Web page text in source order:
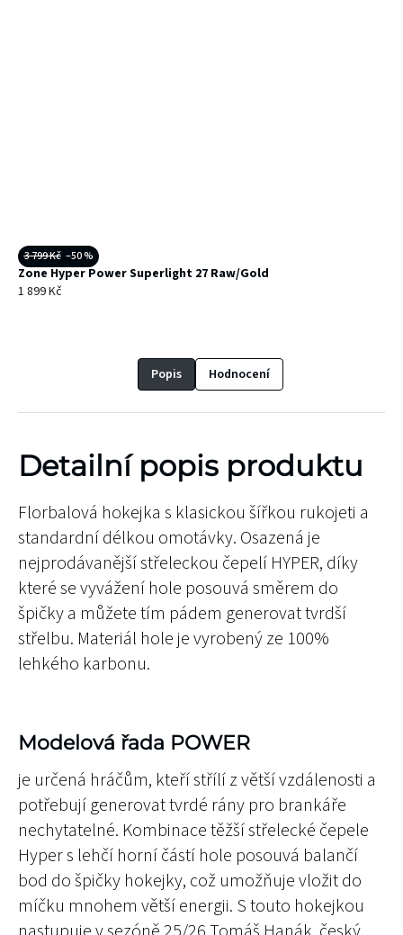
3 799 Kč –50 %
Zone Hyper Power Superlight 27 Raw/Gold
1 899 Kč
Popis Hodnocení
Detailní popis produktu
Florbalová hokejka s klasickou šířkou rukojeti a
standardní délkou omotávky. Osazená je
nejprodávanější střeleckou čepelí HYPER, díky
které se vyvážení hole posouvá směrem do
špičky a můžete tím pádem generovat tvrdší
střelbu. Materiál hole je vyrobený ze 100%
lehkého karbonu.
Modelová řada POWER
je určená hráčům, kteří střílí z větší vzdálenosti a
potřebují generovat tvrdé rány pro brankáře
nechytatelné. Kombinace těžší střelecké čepele
Hyper s lehčí horní částí hole posouvá balančí
bod do špičky hokejky, což umožňuje vložit do
míčku mnohem větší energii. S touto hokejkou